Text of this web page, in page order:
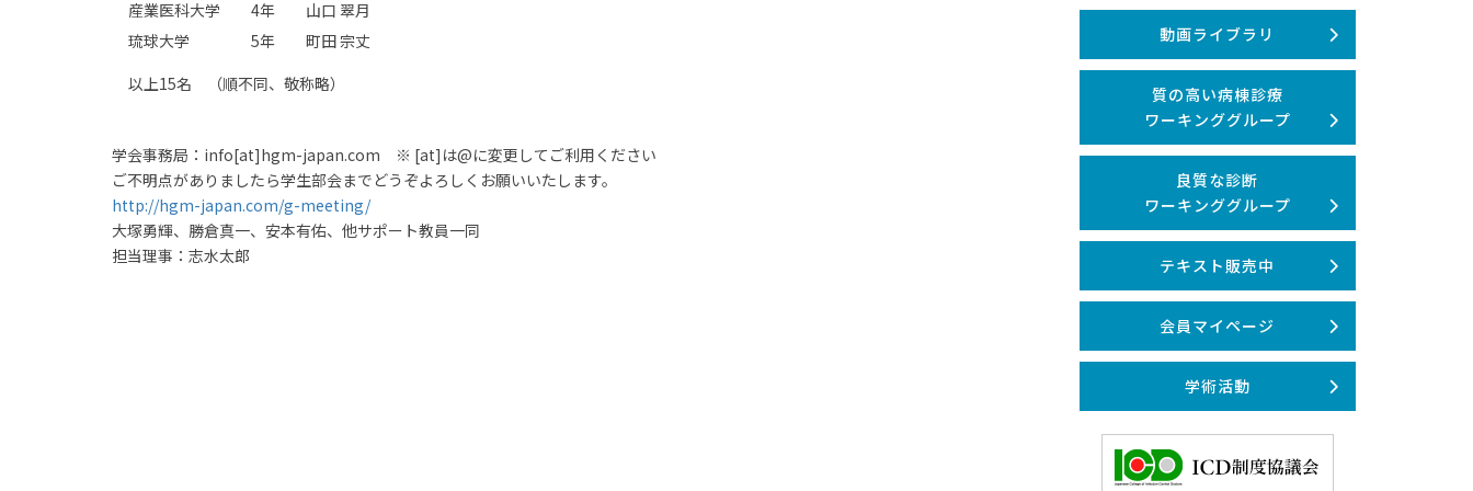
産業医科大学 4年 山口 翠月
琉球大学 5年 町田 宗丈
以上15名 （順不同、敬称略）
学会事務局：info[at]hgm-japan.com ※ [at]は@に変更してご利用ください
ご不明点がありましたら学生部会までどうぞよろしくお願いいたします。
http://hgm-japan.com/g-meeting/
大塚勇輝、勝倉真一、安本有佑、他サポート教員一同
担当理事：志水太郎
動画ライブラリ
質の高い病棟診療
ワーキンググループ
良質な診断
ワーキンググループ
テキスト販売中
会員マイページ
学術活動